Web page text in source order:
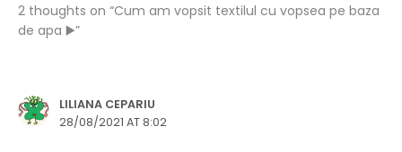
2 thoughts on “Cum am vopsit textilul cu vopsea pe baza
de apa ▶️”
LILIANA CEPARIU
28/08/2021 AT 8:02